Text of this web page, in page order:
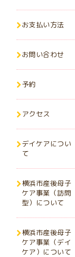
お支払い方法
お問い合わせ
予約
アクセス
デイケアについ
て
横浜市産後母子
ケア事業（訪問
型）について
横浜市産後母子
ケア事業（デイ
ケア）について